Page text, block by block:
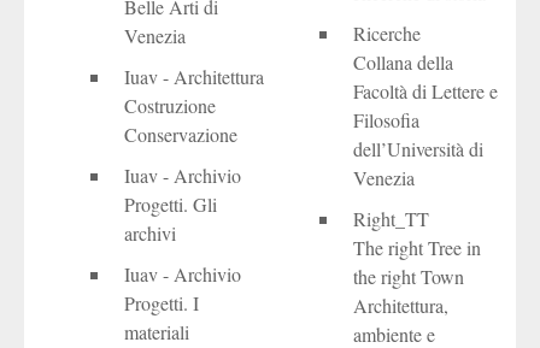
Belle Arti di
Venezia
Iuav - Architettura
Costruzione
Conservazione
Iuav - Archivio
Progetti. Gli
archivi
Iuav - Archivio
Progetti. I
materiali
Ricerche
Collana della
Facoltà di Lettere e
Filosofia
dell’Università di
Venezia
Right_TT
The right Tree in
the right Town
Architettura,
ambiente e